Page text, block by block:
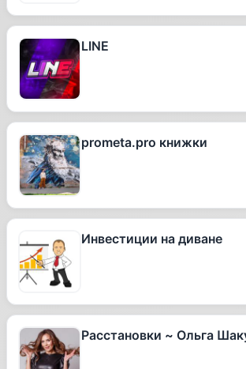
LINE
prometa.pro книжки
Инвестиции на диване
Расстановки ~ Ольга